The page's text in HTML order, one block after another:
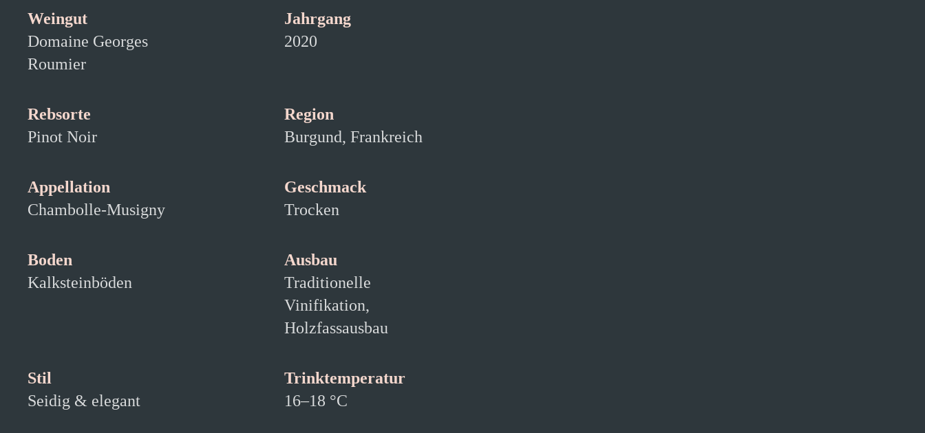
Weingut
Domaine Georges
Roumier
Jahrgang
2020
Rebsorte
Pinot Noir
Region
Burgund, Frankreich
Appellation
Chambolle-Musigny
Geschmack
Trocken
Boden
Kalksteinböden
Ausbau
Traditionelle
Vinifikation,
Holzfassausbau
Stil
Seidig & elegant
Trinktemperatur
16–18 °C